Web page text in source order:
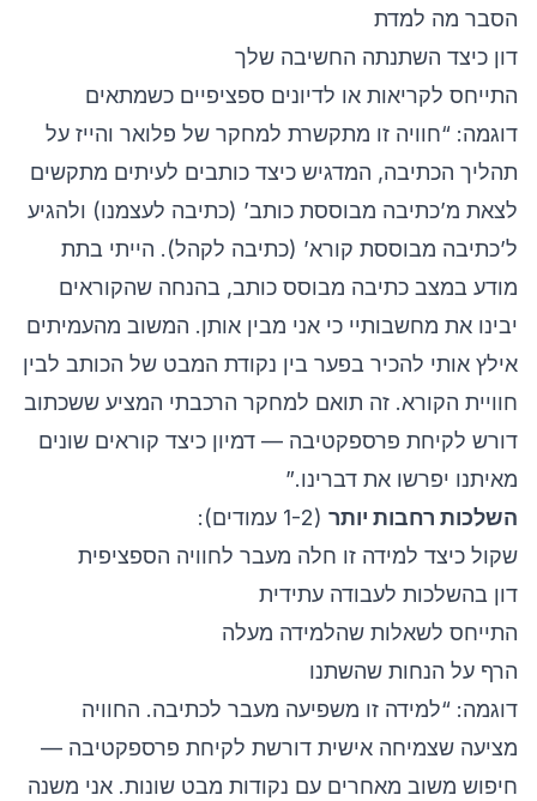
הסבר מה למדת
דון כיצד השתנתה החשיבה שלך
התייחס לקריאות או לדיונים ספציפיים כשמתאים
דוגמה: “חוויה זו מתקשרת למחקר של פלואר והייז על
תהליך הכתיבה, המדגיש כיצד כותבים לעיתים מתקשים
לצאת מ’כתיבה מבוססת כותב’ (כתיבה לעצמנו) ולהגיע
ל’כתיבה מבוססת קורא’ (כתיבה לקהל). הייתי בתת
מודע במצב כתיבה מבוסס כותב, בהנחה שהקוראים
יבינו את מחשבותיי כי אני מבין אותן. המשוב מהעמיתים
אילץ אותי להכיר בפער בין נקודת המבט של הכותב לבין
חוויית הקורא. זה תואם למחקר הרכבתי המציע ששכתוב
דורש לקיחת פרספקטיבה — דמיון כיצד קוראים שונים
מאיתנו יפרשו את דברינו.”
השלכות רחבות יותר (1-2 עמודים):
שקול כיצד למידה זו חלה מעבר לחוויה הספציפית
דון בהשלכות לעבודה עתידית
התייחס לשאלות שהלמידה מעלה
הרף על הנחות שהשתנו
דוגמה: “למידה זו משפיעה מעבר לכתיבה. החוויה
מציעה שצמיחה אישית דורשת לקיחת פרספקטיבה —
חיפוש משוב מאחרים עם נקודות מבט שונות. אני משנה